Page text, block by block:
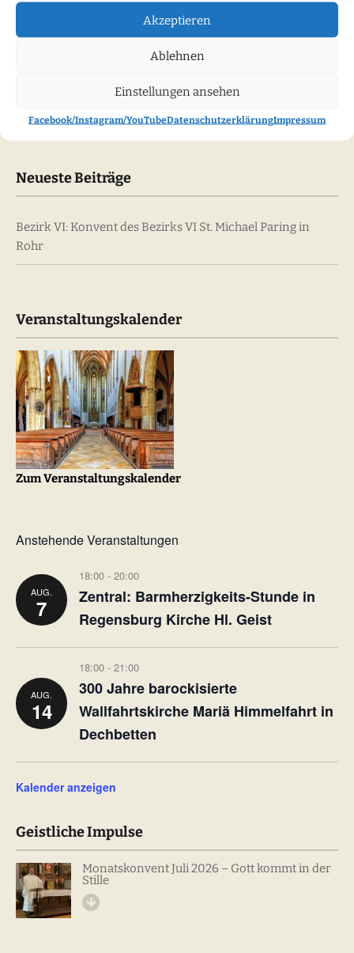
Akzeptieren
Ablehnen
Einstellungen ansehen
Facebook/Instagram/YouTubeDatenschutzerklärungImpressum
Neueste Beiträge
Bezirk VI: Konvent des Bezirks VI St. Michael Paring in
Rohr
Veranstaltungskalender
Zum Veranstaltungskalender
Anstehende Veranstaltungen
AUG.
7
18:00 - 20:00
Zentral: Barmherzigkeits-Stunde in
Regensburg Kirche Hl. Geist
AUG.
14
18:00 - 21:00
300 Jahre barockisierte
Wallfahrtskirche Mariä Himmelfahrt in
Dechbetten
Kalender anzeigen
Geistliche Impulse
Monatskonvent Juli 2026 – Gott kommt in der
Stille